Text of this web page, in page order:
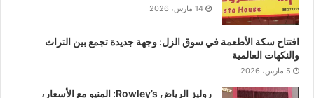
14 مارس، 2026
افتتاح سكة الأطعمة في سوق الزل: وجهة جديدة تجمع بين التراث
والنكهات العالمية
5 مارس، 2026
روليز الرياض Rowley’s: المنيو مع الأسعار،